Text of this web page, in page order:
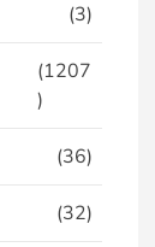
(3)
(1207
)
(36)
(32)